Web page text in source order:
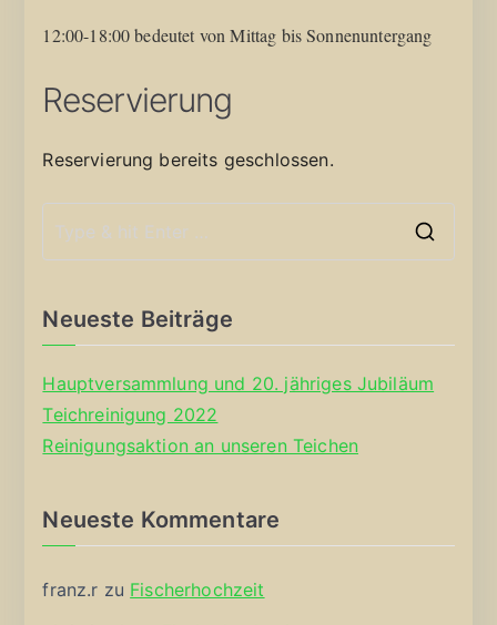
12:00-18:00 bedeutet von Mittag bis Sonnenuntergang
Reservierung
Reservierung bereits geschlossen.
Neueste Beiträge
Hauptversammlung und 20. jähriges Jubiläum
Teichreinigung 2022
Reinigungsaktion an unseren Teichen
Neueste Kommentare
franz.r zu Fischerhochzeit